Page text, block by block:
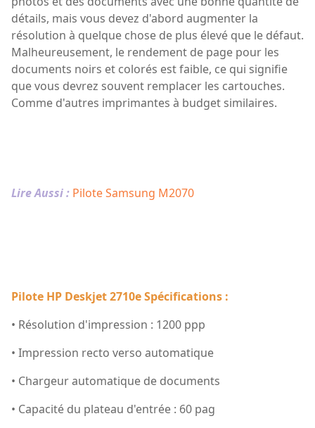
détails, mais vous devez d'abord augmenter la
résolution à quelque chose de plus élevé que le défaut.
Malheureusement, le rendement de page pour les
documents noirs et colorés est faible, ce qui signifie
que vous devrez souvent remplacer les cartouches.
Comme d'autres imprimantes à budget similaires.
Lire Aussi : Pilote Samsung M2070
Pilote HP Deskjet 2710e Spécifications :
• Résolution d'impression : 1200 ppp
• Impression recto verso automatique
• Chargeur automatique de documents
• Capacité du plateau d'entrée : 60 pag